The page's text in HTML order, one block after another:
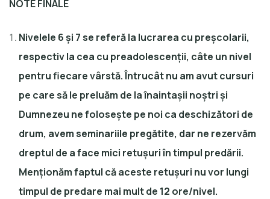
NOTE FINALE
Nivelele 6 și 7 se referă la lucrarea cu preșcolarii,
respectiv la cea cu preadolescenții, câte un nivel
pentru fiecare vârstă. Întrucât nu am avut cursuri
pe care să le preluăm de la înaintașii noștri și
Dumnezeu ne folosește pe noi ca deschizători de
drum, avem seminariile pregătite, dar ne rezervăm
dreptul de a face mici retușuri în timpul predării.
Menționăm faptul că aceste retușuri nu vor lungi
timpul de predare mai mult de 12 ore/nivel.